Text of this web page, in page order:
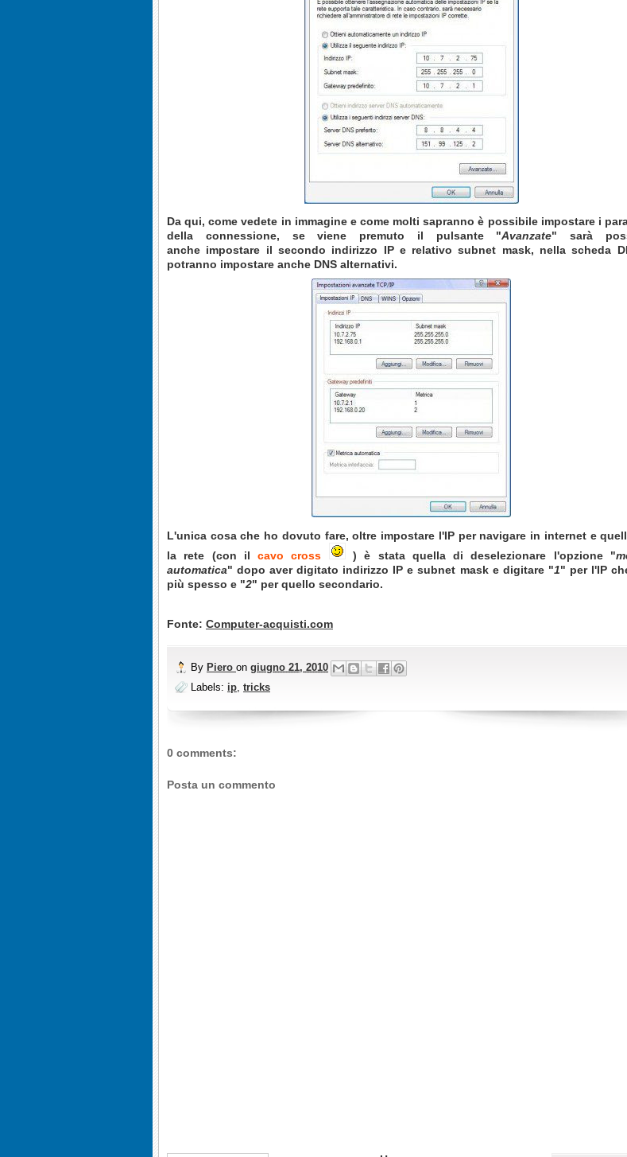
Da qui, come vedete in immagine e come molti sapranno è possibile impostare i
della connessione, se viene premuto il pulsante "Avanzate" sarà
anche impostare il secondo indirizzo IP e relativo subnet mask, nella scheda
potranno impostare anche DNS alternativi.
L'unica cosa che ho dovuto fare, oltre impostare l'IP per navigare in internet e
la rete (con ilcavo cross ) è stata quella di deselezionare l'opzione "
automatica" dopo aver digitato indirizzo IP e subnet mask e digitare "1" per l'IP
più spesso e "2" per quello secondario.
Fonte: Computer-acquisti.com
By Piero on giugno 21, 2010
Labels: ip, tricks
0 comments:
Posta un commento